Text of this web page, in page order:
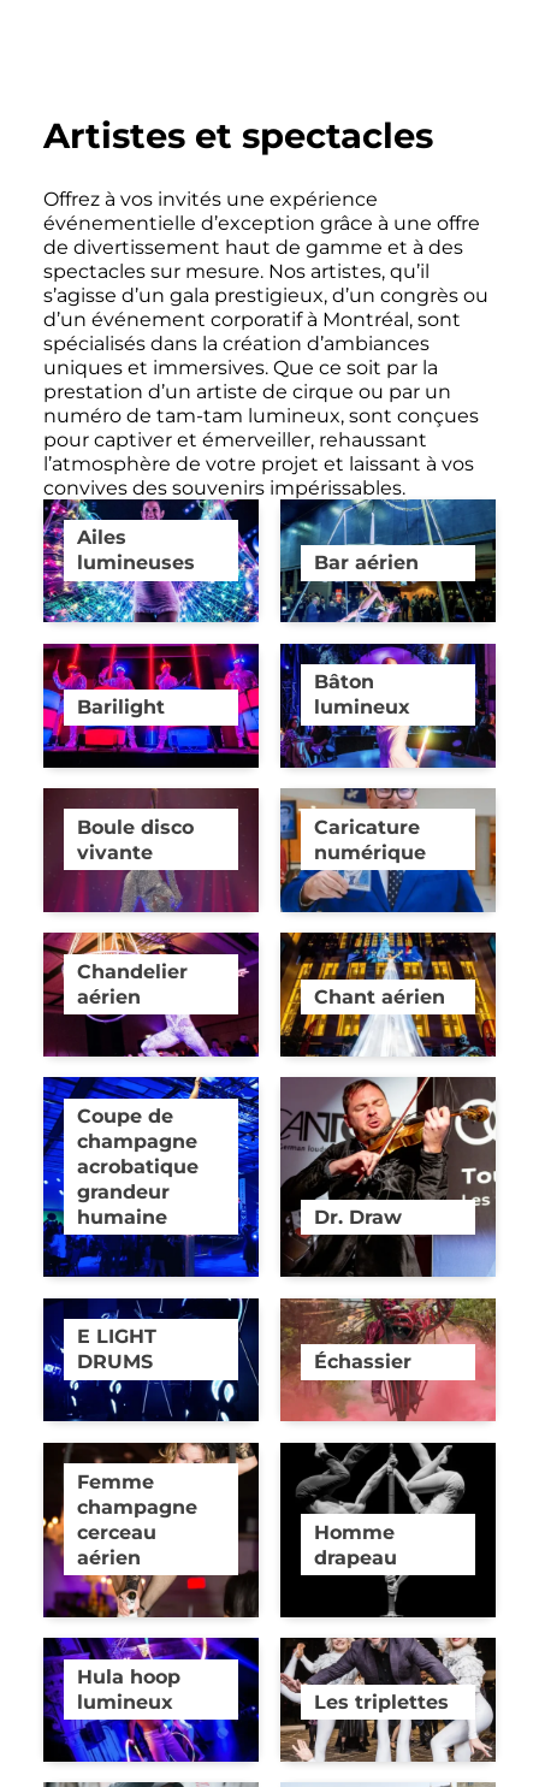
Artistes et spectacles
Offrez à vos invités une expérience
événementielle d’exception grâce à une offre
de divertissement haut de gamme et à des
spectacles sur mesure. Nos artistes, qu’il
s’agisse d’un gala prestigieux, d’un congrès ou
d’un événement corporatif à Montréal, sont
spécialisés dans la création d’ambiances
uniques et immersives. Que ce soit par la
prestation d’un artiste de cirque ou par un
numéro de tam-tam lumineux, sont conçues
pour captiver et émerveiller, rehaussant
l’atmosphère de votre projet et laissant à vos
convives des souvenirs impérissables.
Ailes
lumineuses
Bar aérien
Barilight
Bâton
lumineux
Boule disco
vivante
Caricature
numérique
Chandelier
aérien
Chant aérien
Coupe de
champagne
acrobatique
grandeur
humaine
Dr. Draw
E LIGHT
DRUMS
Échassier
Femme
champagne
cerceau
aérien
Homme
drapeau
Hula hoop
lumineux
Les triplettes